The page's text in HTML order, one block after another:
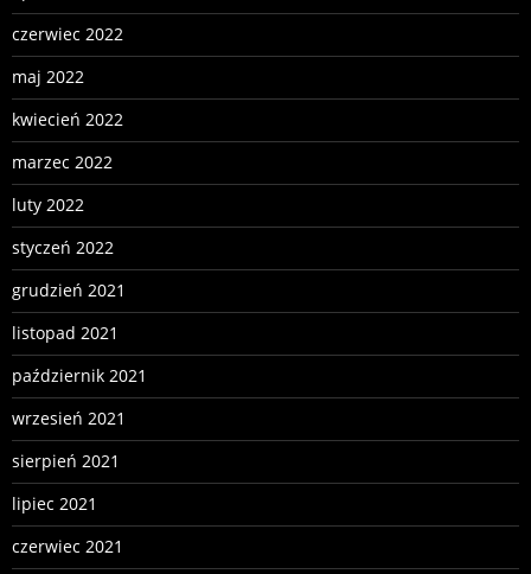
czerwiec 2022
maj 2022
kwiecień 2022
marzec 2022
luty 2022
styczeń 2022
grudzień 2021
listopad 2021
październik 2021
wrzesień 2021
sierpień 2021
lipiec 2021
czerwiec 2021